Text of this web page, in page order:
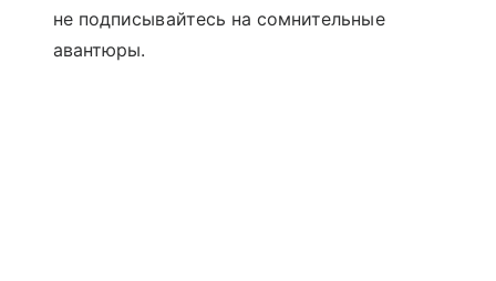
не подписывайтесь на сомнительные
авантюры.